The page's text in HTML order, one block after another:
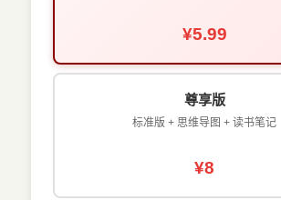
¥5.99
尊享版
标准版 + 思维导图 + 读书笔记
¥8